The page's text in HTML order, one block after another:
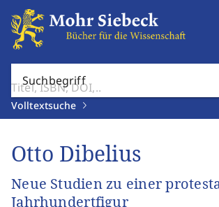
Suchbegriff
Volltextsuche
Otto Dibelius
Neue Studien zu einer
Jahrhundertfigur